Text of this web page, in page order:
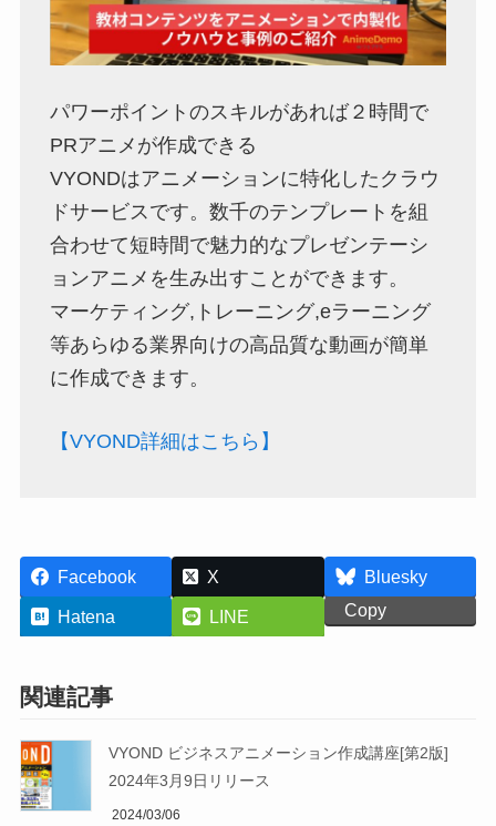
パワーポイントのスキルがあれば２時間で
PRアニメが作成できる
VYONDはアニメーションに特化したクラウ
ドサービスです。数千のテンプレートを組
合わせて短時間で魅力的なプレゼンテーシ
ョンアニメを生み出すことができます。
マーケティング,トレーニング,eラーニング
等あらゆる業界向けの高品質な動画が簡単
に作成できます。
【VYOND詳細はこちら】
Facebook X
Bluesky
Hatena
LINE Copy
関連記事
VYOND ビジネスアニメーション作成講座[第2版]
2024年3月9日リリース
2024/03/06